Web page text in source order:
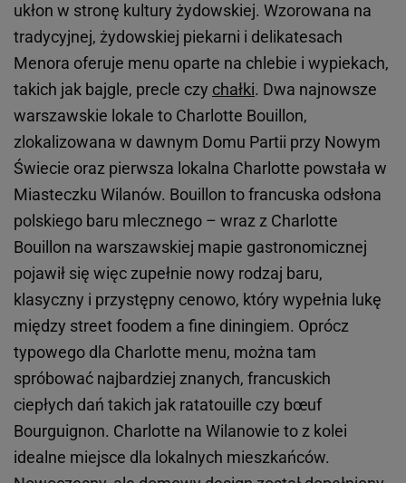
ukłon w stronę kultury żydowskiej. Wzorowana na
tradycyjnej, żydowskiej piekarni i delikatesach
Menora oferuje menu oparte na chlebie i wypiekach,
takich jak bajgle, precle czy chałki. Dwa najnowsze
warszawskie lokale to Charlotte Bouillon,
zlokalizowana w dawnym Domu Partii przy Nowym
Świecie oraz pierwsza lokalna Charlotte powstała w
Miasteczku Wilanów. Bouillon to francuska odsłona
polskiego baru mlecznego – wraz z Charlotte
Bouillon na warszawskiej mapie gastronomicznej
pojawił się więc zupełnie nowy rodzaj baru,
klasyczny i przystępny cenowo, który wypełnia lukę
między street foodem a fine diningiem. Oprócz
typowego dla Charlotte menu, można tam
spróbować najbardziej znanych, francuskich
ciepłych dań takich jak ratatouille czy bœuf
Bourguignon. Charlotte na Wilanowie to z kolei
idealne miejsce dla lokalnych mieszkańców.